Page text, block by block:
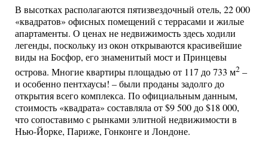
В высотках располагаются пятизвездочный отель, 22 000
«квадратов» офисных помещений с террасами и жилые
апартаменты. О ценах не недвижимость здесь ходили
легенды, поскольку из окон открываются красивейшие
виды на Босфор, его знаменитый мост и Принцевы
острова. Многие квартиры площадью от 117 до 733 м2 –
и особенно пентхаусы! – были проданы задолго до
открытия всего комплекса. По официальным данным,
стоимость «квадрата» составляла от $9 500 до $18 000,
что сопоставимо с рынками элитной недвижимости в
Нью-Йорке, Париже, Гонконге и Лондоне.